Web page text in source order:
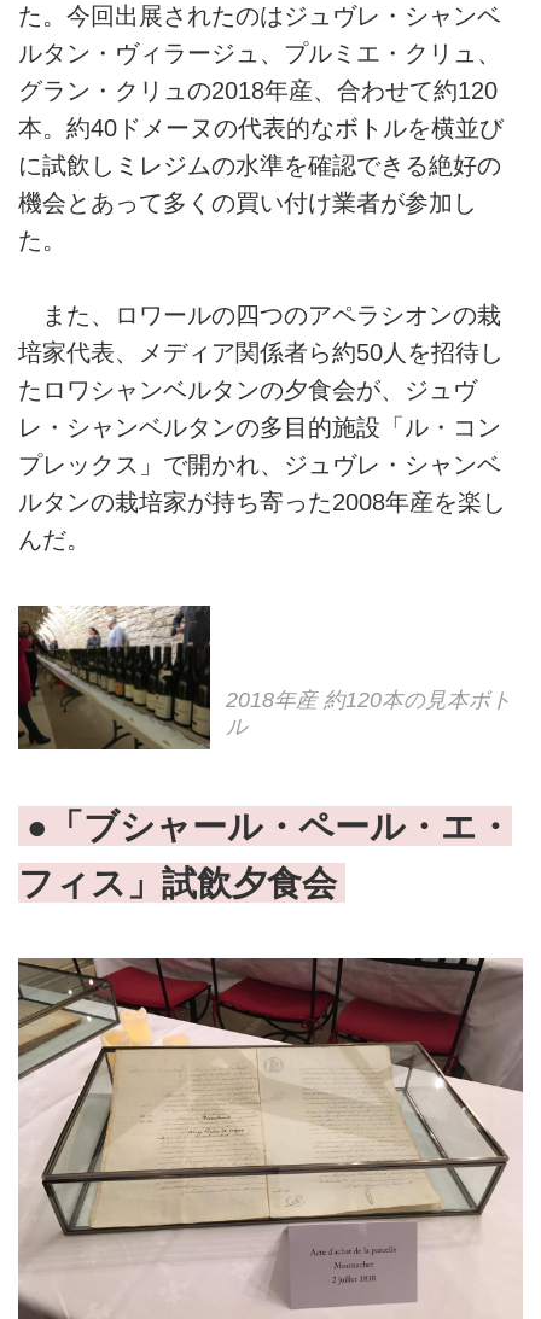
た。今回出展されたのはジュヴレ・シャンベ
ルタン・ヴィラージュ、プルミエ・クリュ、
グラン・クリュの2018年産、合わせて約120
本。約40ドメーヌの代表的なボトルを横並び
に試飲しミレジムの水準を確認できる絶好の
機会とあって多くの買い付け業者が参加し
た。
また、ロワールの四つのアペラシオンの栽
培家代表、メディア関係者ら約50人を招待し
たロワシャンベルタンの夕食会が、ジュヴ
レ・シャンベルタンの多目的施設「ル・コン
プレックス」で開かれ、ジュヴレ・シャンベ
ルタンの栽培家が持ち寄った2008年産を楽し
んだ。
2018年産 約120本の見本ボト
ル
●「ブシャール・ペール・エ・
フィス」試飲夕食会